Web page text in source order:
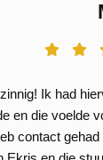
Ik had
en die voelde
contact